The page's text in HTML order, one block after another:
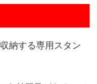
納する専用スタン